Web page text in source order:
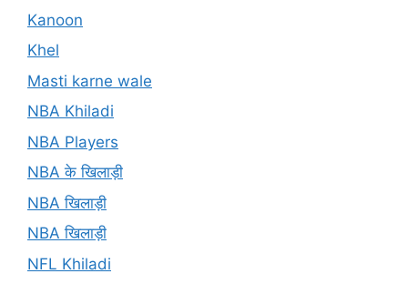
Kanoon
Khel
Masti karne wale
NBA Khiladi
NBA Players
NBA के खिलाड़ी
NBA खिलाड़ी
NBA खिलाड़ी
NFL Khiladi